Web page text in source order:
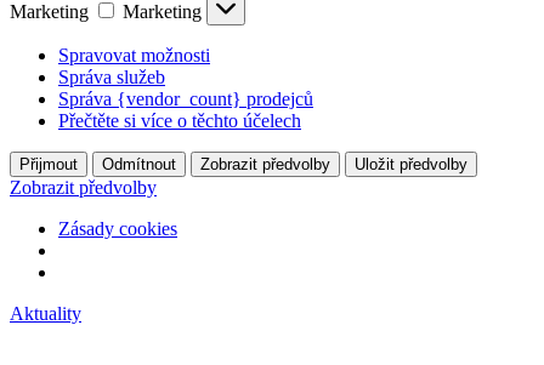
Marketing
Marketing
Spravovat možnosti
Správa služeb
Správa {vendor_count} prodejců
Přečtěte si více o těchto účelech
Přijmout Odmítnout Zobrazit předvolby Uložit předvolby
Zobrazit předvolby
Zásady cookies
Aktuality